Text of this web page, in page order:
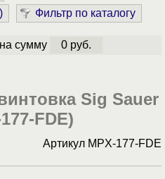
) Фильтр по каталогу
сумму 0 руб.
Sig Sauer
FDE)
Артикул MPX-177-FDE